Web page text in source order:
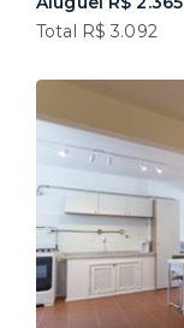
Total R$ 3.092